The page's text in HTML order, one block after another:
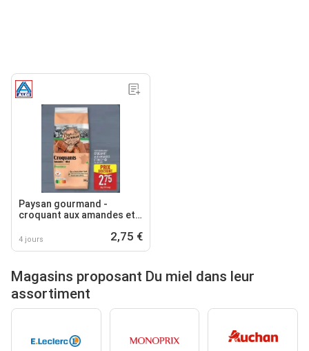
Paysan gourmand -
croquant aux amandes et
4 jours 2,75 €
Magasins proposant Du miel dans leur
assortiment